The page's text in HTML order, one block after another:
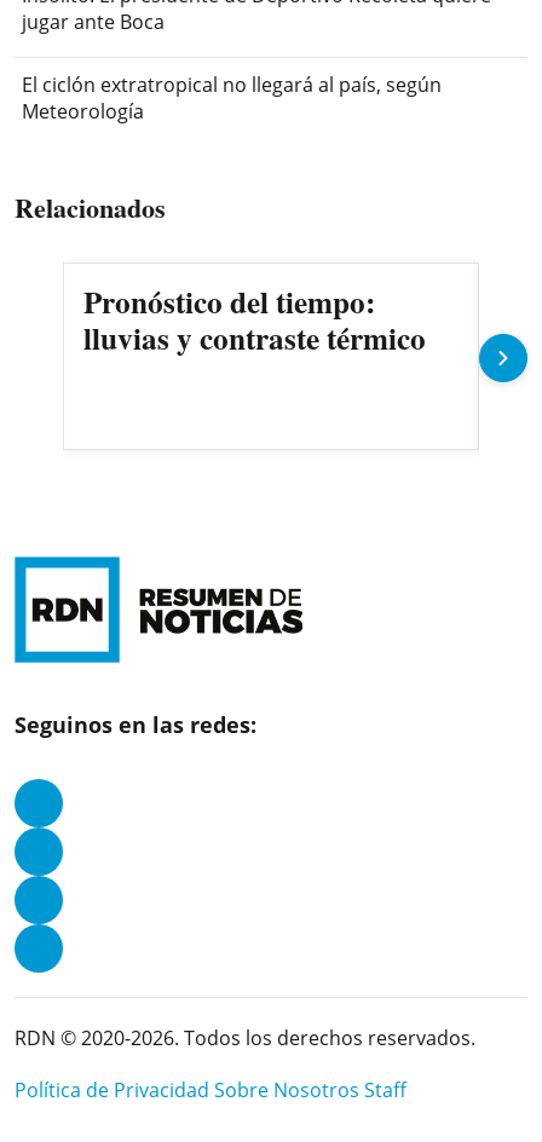
jugar ante Boca
El ciclón extratropical no llegará al país, según
Meteorología
Relacionados
Pronóstico del tiempo:
lluvias y contraste térmico
Seguinos en las redes:
RDN © 2020-2026. Todos los derechos reservados.
Política de Privacidad Sobre Nosotros Staff